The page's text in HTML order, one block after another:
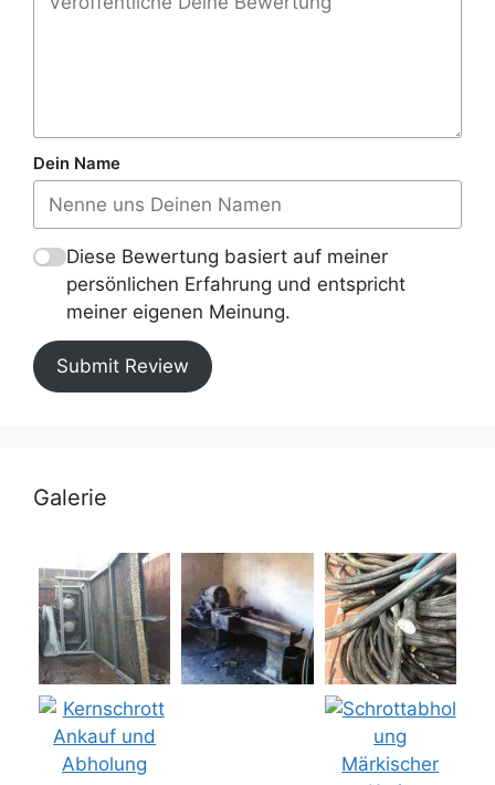
Dein Name
Diese Bewertung basiert auf meiner
persönlichen Erfahrung und entspricht
meiner eigenen Meinung.
Submit Review
Galerie